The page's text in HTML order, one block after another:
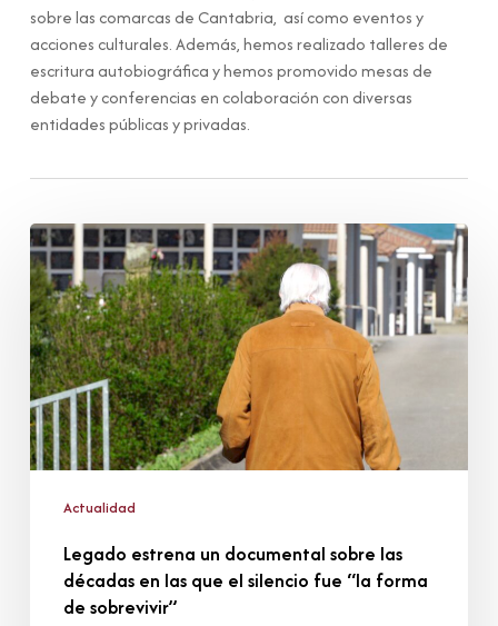
sobre las comarcas de Cantabria, así como eventos y
acciones culturales. Además, hemos realizado talleres de
escritura autobiográfica y hemos promovido mesas de
debate y conferencias en colaboración con diversas
entidades públicas y privadas.
Legado
estrena
un
documental
sobre
las
décadas
en
las
que
forma
Actualidad
Legado estrena un documental sobre las
décadas en las que el silencio fue “la forma
de sobrevivir”